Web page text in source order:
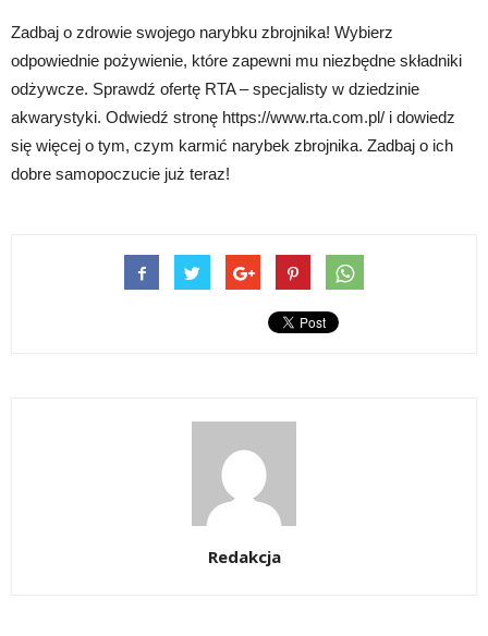
Zadbaj o zdrowie swojego narybku zbrojnika! Wybierz
odpowiednie pożywienie, które zapewni mu niezbędne składniki
odżywcze. Sprawdź ofertę RTA – specjalisty w dziedzinie
akwarystyki. Odwiedź stronę https://www.rta.com.pl/ i dowiedz
się więcej o tym, czym karmić narybek zbrojnika. Zadbaj o ich
dobre samopoczucie już teraz!
Redakcja